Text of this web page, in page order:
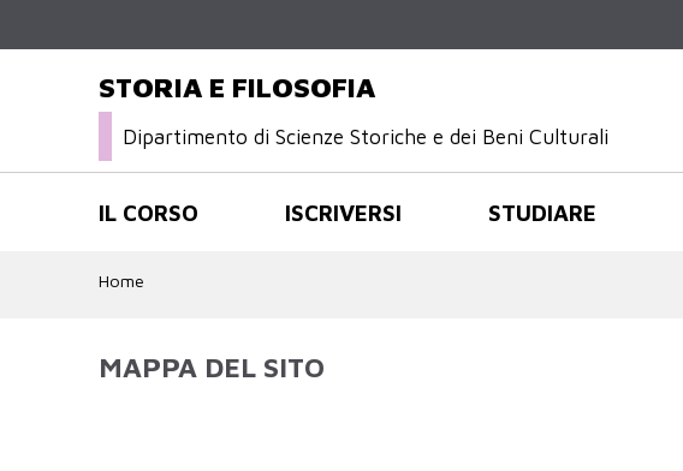
STORIA E FILOSOFIA
Dipartimento di Scienze Storiche e dei Beni Culturali
IL CORSO ISCRIVERSI STUDIARE
Home
MAPPA DEL SITO